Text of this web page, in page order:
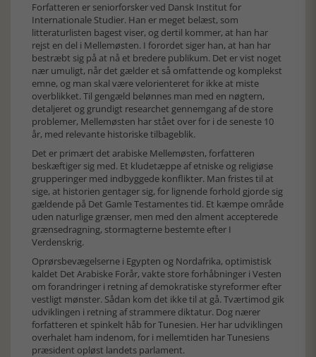
Forfatteren er seniorforsker ved Dansk Institut for
Internationale Studier. Han er meget belæst, som
litteraturlisten bagest viser, og dertil kommer, at han har
rejst en del i Mellemøsten. I forordet siger han, at han har
bestræbt sig på at nå et bredere publikum. Det er vist noget
nær umuligt, når det gælder et så omfattende og komplekst
emne, og man skal være velorienteret for ikke at miste
overblikket. Til gengæld belønnes man med en nøgtern,
detaljeret og grundigt researchet gennemgang af de store
problemer, Mellemøsten har stået over for i de seneste 10
år, med relevante historiske tilbageblik.
Det er primært det arabiske Mellemøsten, forfatteren
beskæftiger sig med. Et kludetæppe af etniske og religiøse
grupperinger med indbyggede konflikter. Man fristes til at
sige, at historien gentager sig, for lignende forhold gjorde sig
gældende på Det Gamle Testamentes tid. Et kæmpe område
uden naturlige grænser, men med den alment accepterede
grænsedragning, stormagterne bestemte efter I
Verdenskrig.
Oprørsbevægelserne i Egypten og Nordafrika, optimistisk
kaldet Det Arabiske Forår, vakte store forhåbninger i Vesten
om forandringer i retning af demokratiske styreformer efter
vestligt mønster. Sådan kom det ikke til at gå. Tværtimod gik
udviklingen i retning af strammere diktatur. Dog nærer
forfatteren et spinkelt håb for Tunesien. Her har udviklingen
overhalet ham indenom, for i mellemtiden har Tunesiens
præsident opløst landets parlament.